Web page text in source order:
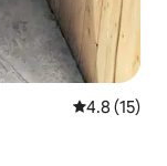
レビュー15
4.8 (15)